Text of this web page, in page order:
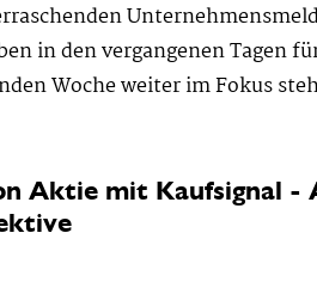
in den vergangenen Tagen
Woche weiter im Fokus
Aktie mit Kaufsignal -